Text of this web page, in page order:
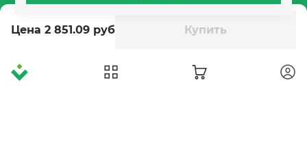
Цена 2 851.09 руб Купить
Бумага офисная
Гигиеническая продукция